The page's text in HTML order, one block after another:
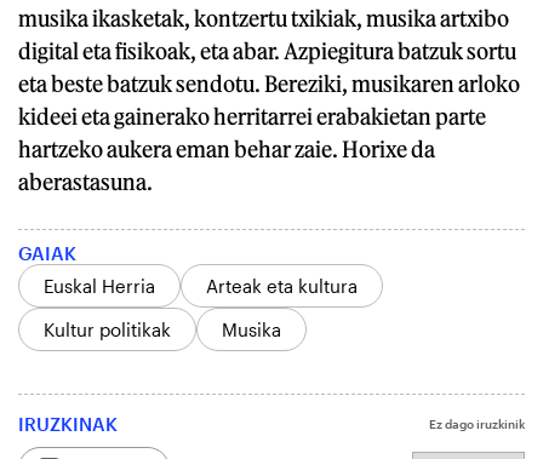
musika ikasketak, kontzertu txikiak, musika artxibo
digital eta fisikoak, eta abar. Azpiegitura batzuk sortu
eta beste batzuk sendotu. Bereziki, musikaren arloko
kideei eta gainerako herritarrei erabakietan parte
hartzeko aukera eman behar zaie. Horixe da
aberastasuna.
GAIAK
Euskal Herria
Arteak eta kultura
Kultur politikak
Musika
IRUZKINAK Ez dago iruzkinik